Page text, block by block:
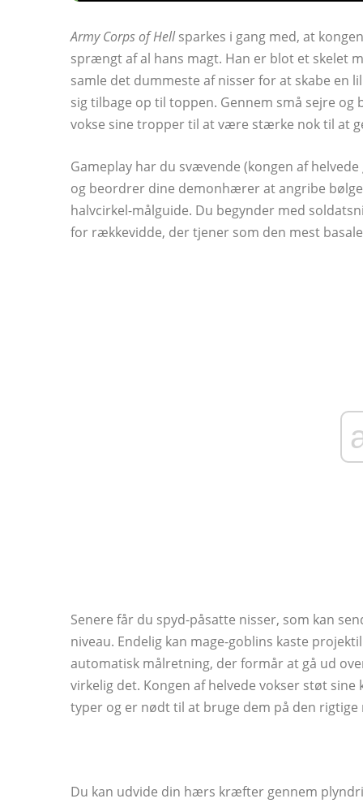
Army Corps of Hellsparkes i gang med, at
sprængt af al hans magt. Han er blot et skelet
samle det dummeste af nisser for at skabe
sig tilbage op til toppen. Gennem små sejre
vokse sine tropper til at være stærke nok til at
Gameplay har du svævende (kongen af
og beordrer dine demonhærer at angribe
halvcirkel-målguide. Du begynder med
for rækkevidde, der tjener som den mest
Senere får du spyd-påsatte nisser, som kan
niveau. Endelig kan mage-goblins kaste
automatisk målretning, der formår at gå ud
virkelig det. Kongen af ​​helvede vokser støt
typer og er nødt til at bruge dem på den rigtige
Du kan udvide din hærs kræfter gennem